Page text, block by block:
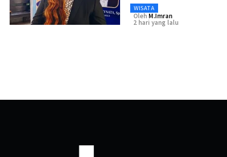
WISATA
Oleh M.Imran
2 hari yang lalu